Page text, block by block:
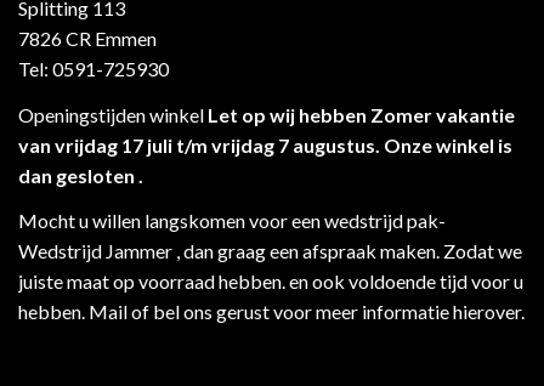
Splitting 113
7826 CR Emmen
Tel: 0591-725930
Openingstijden winkel Let op wij hebben Zomer vakantie
van vrijdag 17 juli t/m vrijdag 7 augustus. Onze winkel is
dan gesloten .
Mocht u willen langskomen voor een wedstrijd pak-
Wedstrijd Jammer , dan graag een afspraak maken. Zodat we
juiste maat op voorraad hebben. en ook voldoende tijd voor u
hebben. Mail of bel ons gerust voor meer informatie hierover.